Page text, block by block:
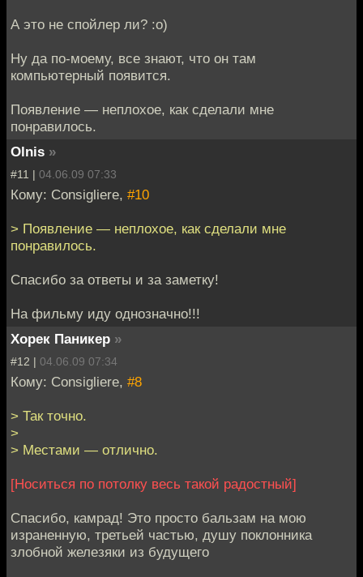
А это не спойлер ли? :o)
Ну да по-моему, все знают, что он там
компьютерный появится.
Появление — неплохое, как сделали мне
понравилось.
Olnis »
#11 | 04.06.09 07:33
Кому: Consigliere, #10
> Появление — неплохое, как сделали мне
понравилось.
Спасибо за ответы и за заметку!
На фильму иду однозначно!!!
Хорек Паникер »
#12 | 04.06.09 07:34
Кому: Consigliere, #8
> Так точно.
>
> Местами — отлично.
[Носиться по потолку весь такой радостный]
Спасибо, камрад! Это просто бальзам на мою
израненную, третьей частью, душу поклонника
злобной железяки из будущего